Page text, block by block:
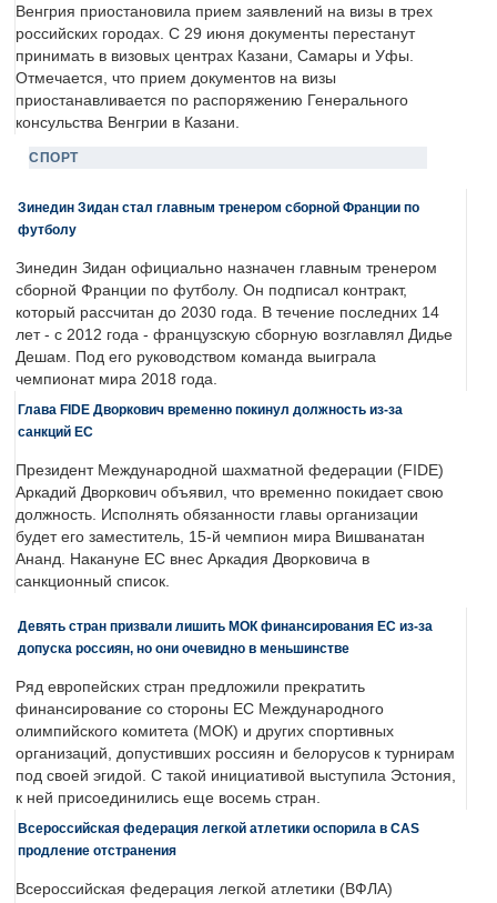
Венгрия приостановила прием заявлений на визы в трех
российских городах. С 29 июня документы перестанут
принимать в визовых центрах Казани, Самары и Уфы.
Отмечается, что прием документов на визы
приостанавливается по распоряжению Генерального
консульства Венгрии в Казани.
СПОРТ
Зинедин Зидан стал главным тренером сборной Франции по
футболу
Зинедин Зидан официально назначен главным тренером
сборной Франции по футболу. Он подписал контракт,
который рассчитан до 2030 года. В течение последних 14
лет - с 2012 года - французскую сборную возглавлял Дидье
Дешам. Под его руководством команда выиграла
чемпионат мира 2018 года.
Глава FIDE Дворкович временно покинул должность из-за
санкций ЕС
Президент Международной шахматной федерации (FIDE)
Аркадий Дворкович объявил, что временно покидает свою
должность. Исполнять обязанности главы организации
будет его заместитель, 15-й чемпион мира Вишванатан
Ананд. Накануне ЕС внес Аркадия Дворковича в
санкционный список.
Девять стран призвали лишить МОК финансирования ЕС из-за
допуска россиян, но они очевидно в меньшинстве
Ряд европейских стран предложили прекратить
финансирование со стороны ЕС Международного
олимпийского комитета (МОК) и других спортивных
организаций, допустивших россиян и белорусов к турнирам
под своей эгидой. С такой инициативой выступила Эстония,
к ней присоединились еще восемь стран.
Всероссийская федерация легкой атлетики оспорила в CAS
продление отстранения
Всероссийская федерация легкой атлетики (ВФЛА)